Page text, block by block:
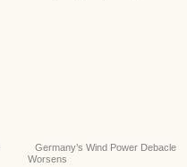
Germany’s Wind Power Debacle
Worsens